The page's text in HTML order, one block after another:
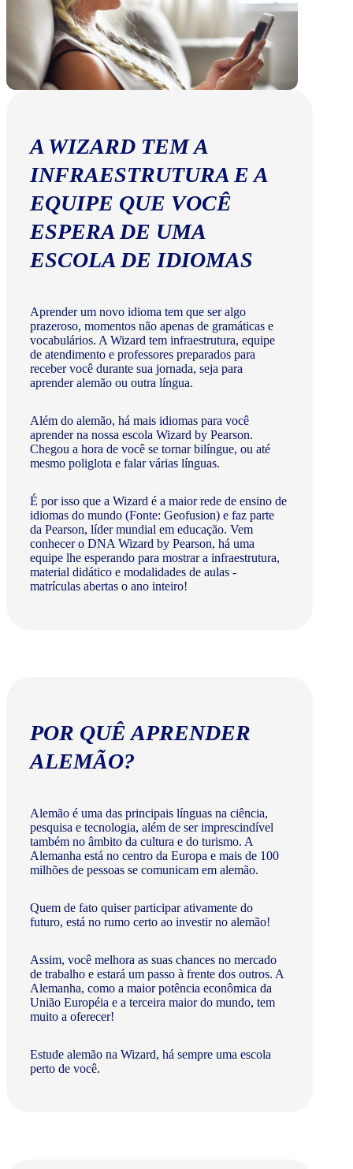
A WIZARD TEM A
INFRAESTRUTURA E A
EQUIPE QUE VOCÊ
ESPERA DE UMA
ESCOLA DE IDIOMAS
Aprender um novo idioma tem que ser algo
prazeroso, momentos não apenas de gramáticas e
vocabulários. A Wizard tem infraestrutura, equipe
de atendimento e professores preparados para
receber você durante sua jornada, seja para
aprender alemão ou outra língua.
Além do alemão, há mais idiomas para você
aprender na nossa escola Wizard by Pearson.
Chegou a hora de você se tornar bilíngue, ou até
mesmo poliglota e falar várias línguas.
É por isso que a Wizard é a maior rede de ensino de
idiomas do mundo (Fonte: Geofusion) e faz parte
da Pearson, líder mundial em educação. Vem
conhecer o DNA Wizard by Pearson, há uma
equipe lhe esperando para mostrar a infraestrutura,
material didático e modalidades de aulas -
matrículas abertas o ano inteiro!
POR QUÊ APRENDER
ALEMÃO?
Alemão é uma das principais línguas na ciência,
pesquisa e tecnologia, além de ser imprescindível
também no âmbito da cultura e do turismo. A
Alemanha está no centro da Europa e mais de 100
milhões de pessoas se comunicam em alemão.
Quem de fato quiser participar ativamente do
futuro, está no rumo certo ao investir no alemão!
Assim, você melhora as suas chances no mercado
de trabalho e estará um passo à frente dos outros. A
Alemanha, como a maior potência econômica da
União Européia e a terceira maior do mundo, tem
muito a oferecer!​
Estude alemão na Wizard, há sempre uma escola
perto de você.